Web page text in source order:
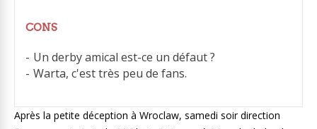
CONS
Un derby amical est-ce un défaut ?
Warta, c'est très peu de fans.
Après la petite déception à Wroclaw, samedi soir direction